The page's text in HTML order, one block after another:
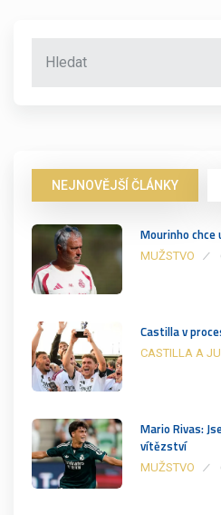
NEJNOVĚJŠÍ ČLÁNKY
Mourinho chce
MUŽSTVO
Castilla v
CASTILLA A
Mario Rivas:
vítězství
MUŽSTVO